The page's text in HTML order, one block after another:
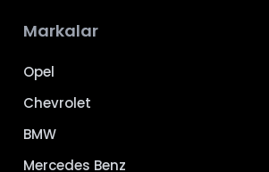
Markalar
Opel
Chevrolet
BMW
Mercedes Benz